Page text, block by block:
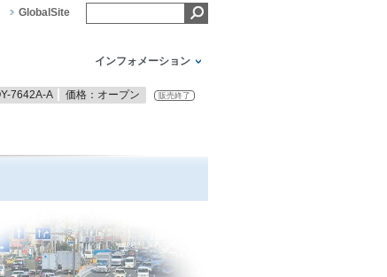
GlobalSite
インフォメーション
7642A-A 価格：オープン 販売終了